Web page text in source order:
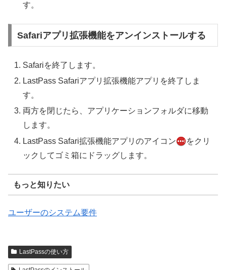
す。
Safariアプリ拡張機能をアンインストールする
Safariを終了します。
LastPass Safariアプリ拡張機能アプリを終了しま
す。
両方を閉じたら、アプリケーションフォルダに移動
します。
LastPass Safari拡張機能アプリのアイコン
をクリ
ックしてゴミ箱にドラッグします。
もっと知りたい
ユーザーのシステム要件
LastPassの使い方